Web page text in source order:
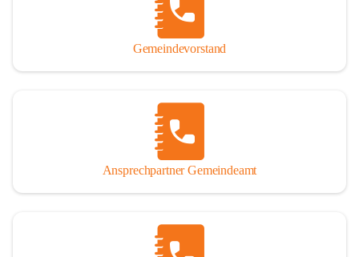
Gemeindevorstand
Ansprechpartner Gemeindeamt